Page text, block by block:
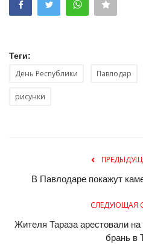
Теги:
День Республики Павлодар
рисунки
В Павлодаре покажут
СЛЕДУЮЩАЯ
Жителя Тараза арестовали
брань в